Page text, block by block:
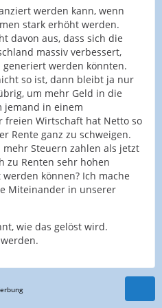
werden kann, wenn
stark erhöht werden.
davon aus, dass sich die
massiv verbessert,
werden könnten.
so ist, dann bleibt ja nur
um mehr Geld in die
jemand in einem
Wirtschaft hat Netto so
Rente ganz zu schweigen.
Steuern zahlen als jetzt
zu Renten sehr hohen
können? Ich mache
Miteinander in unserer
wie das gelöst wird.